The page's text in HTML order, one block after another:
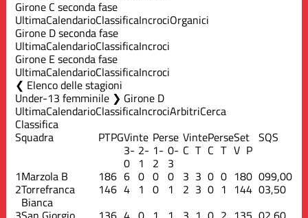
Girone C seconda fase
UltimaCalendarioClassificaIncrociOrganici
Girone D seconda fase
UltimaCalendarioClassificaIncroci
Girone E seconda fase
UltimaCalendarioClassificaIncroci
Elenco delle stagioni
Under-13 femminile ❯ Girone D
UltimaCalendarioClassificaIncrociArbitriCerca
Classifica
Squadra PTPGVinte Perse VintePerseSet SQS
3-
0
2-
1
1-
2
0-
3
C T C T V P
1Marzola B 186 6 0 0 0 3 3 0 0 180 099,00
2Torrefranca
Bianca
146 4 1 0 1 2 3 0 1 144 03,50